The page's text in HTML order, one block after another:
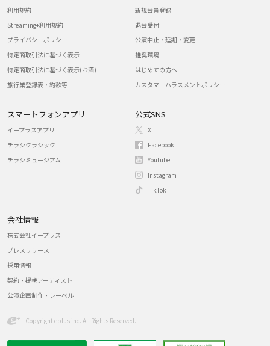
利用規約
Streaming+利用規約
プライバシーポリシー
特定商取引法に基づく表示
特定商取引法に基づく表示(お酒)
旅行業登録表・約款等
新規会員登録
退会受付
公演中止・延期・変更
推奨環境
はじめての方へ
カスタマーハラスメントポリシー
スマートフォンアプリ
イープラスアプリ
チラシクラシック
チラシミュージアム
公式SNS
X
Facebook
Youtube
Instagram
TikTok
会社情報
株式会社イープラス
プレスリリース
採用情報
契約・提携アーティスト
公演企画制作・レーベル
Copyright eplus inc. All Rights Reserved.